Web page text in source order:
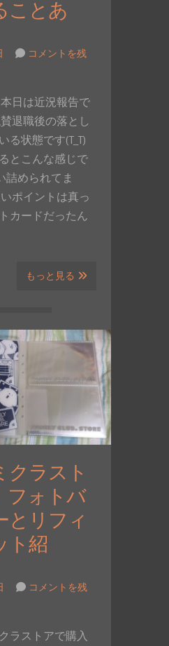
ことあ
コメントを残
日は近況報告で
退職後の落とし
る状態です(T_T)
とこんな感じで
詰められてま
ポイントは真っ
カードだったん
もっと見る
クラスト
フォトバ
とリフィ
ト紹
コメントを残
ラストアで購入